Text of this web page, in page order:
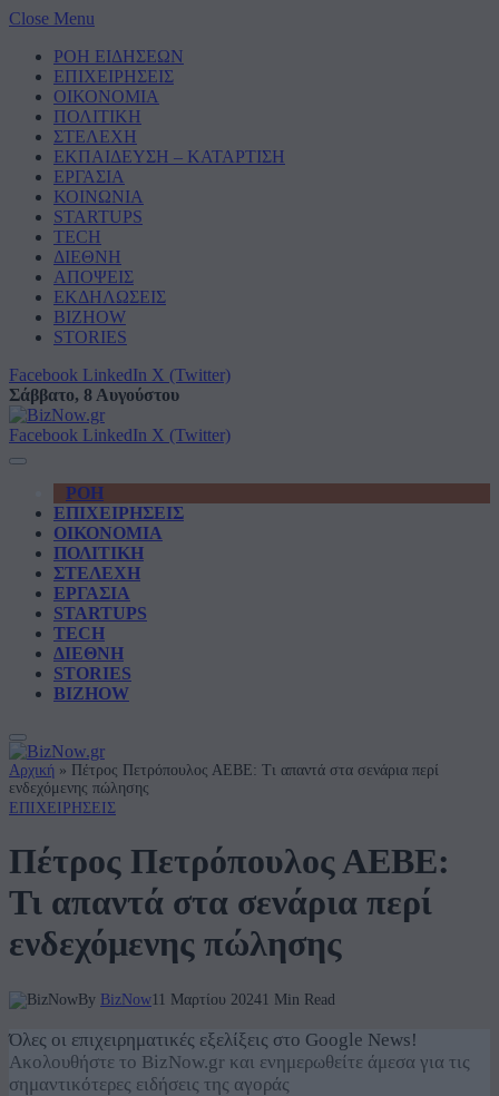
Close Menu
ΡΟΗ ΕΙΔΗΣΕΩΝ
ΕΠΙΧΕΙΡΗΣΕΙΣ
ΟΙΚΟΝΟΜΙΑ
ΠΟΛΙΤΙΚΗ
ΣΤΕΛΕΧΗ
ΕΚΠΑΙΔΕΥΣΗ – ΚΑΤΑΡΤΙΣΗ
ΕΡΓΑΣΙΑ
ΚΟΙΝΩΝΙΑ
STARTUPS
TECH
ΔΙΕΘΝΗ
ΑΠΟΨΕΙΣ
ΕΚΔΗΛΩΣΕΙΣ
BIZHOW
STORIES
Facebook LinkedIn X (Twitter)
Σάββατο, 8 Αυγούστου
Facebook LinkedIn X (Twitter)
ΡΟΗ
ΕΠΙΧΕΙΡΗΣΕΙΣ
ΟΙΚΟΝΟΜΙΑ
ΠΟΛΙΤΙΚΗ
ΣΤΕΛΕΧΗ
ΕΡΓΑΣΙΑ
STARTUPS
TECH
ΔΙΕΘΝΗ
STORIES
BIZHOW
Αρχική » Πέτρος Πετρόπουλος ΑΕΒΕ: Τι απαντά στα σενάρια περί
ενδεχόμενης πώλησης
ΕΠΙΧΕΙΡΗΣΕΙΣ
Πέτρος Πετρόπουλος ΑΕΒΕ:
Τι απαντά στα σενάρια περί
ενδεχόμενης πώλησης
By BizNow11 Μαρτίου 20241 Min Read
Όλες οι επιχειρηματικές εξελίξεις στο Google News!
Ακολουθήστε το BizNow.gr και ενημερωθείτε άμεσα για τις
σημαντικότερες ειδήσεις της αγοράς